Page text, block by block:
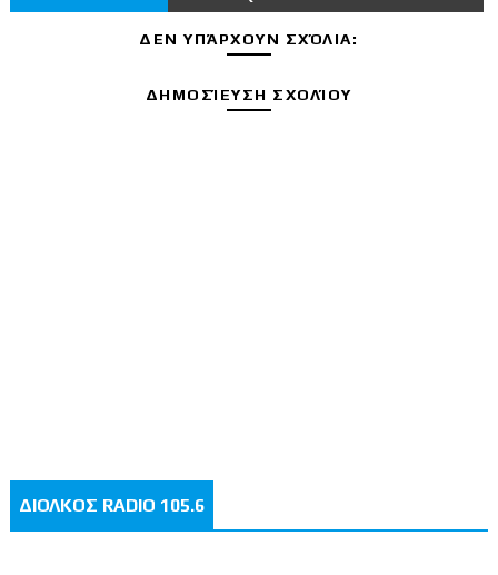
ΔΕΝ ΥΠΆΡΧΟΥΝ ΣΧΌΛΙΑ:
ΔΗΜΟΣΊΕΥΣΗ ΣΧΟΛΊΟΥ
ΔΙΟΛΚΟΣ RADIO 105.6